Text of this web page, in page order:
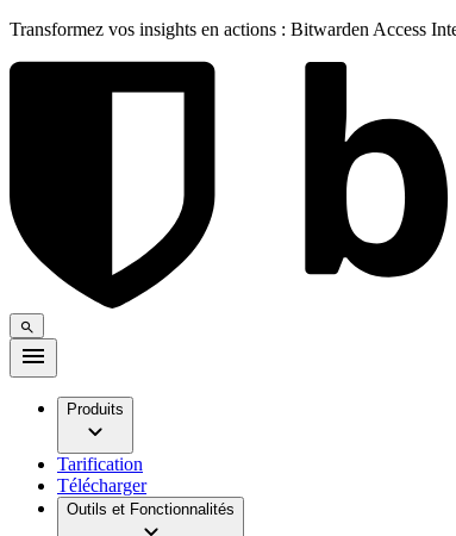
Transformez vos insights en actions : Bitwarden Access
Produits
Tarification
Télécharger
Outils et Fonctionnalités